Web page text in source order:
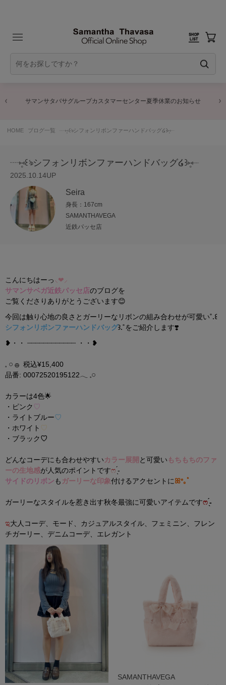
サマンサタバサグループカスタマーセンター夏季休業のお知らせ
HOME ブログ一覧 ┈⑅̥꒰ঌシフォンリボンファーハンドバッグ໒꒱⑅̥┈
┈⑅̥꒰ঌシフォンリボンファーハンドバッグ໒꒱⑅̥┈
2025.10.14UP
Seira
SAMANTHAVEGA
身長：167cm
近鉄パッセ店
こんにちはーっ⸜❤︎⸝
サマンサベガ近鉄パッセ店のブログを
ご覧くださりありがとうございます😊
今回は触り心地の良さとガーリーな リボンの組み合わせが可愛い˚.꒰
シフォンリボンファーハンドバッグ꒱.˚をご紹介します❣️
❥・・ ┈┈┈┈┈┈┈┈┈┈┈┈ ・・❥
𓈒 𓏸 𓐍 税込¥15,400
品番: 00072520195122𓂃 𓈒𓏸
カラーは4色🌟
・ピンク ♡
・ライトブルー♡
・ホワイト ♡
・ブラック♡
どんなコーデにも合わせやすいカラー展開 と可愛い もちもちのファ
ーの生地感が人気のポイントですෆ ̖́-
サイドのリボンも ガーリーな印象付けるアクセントにꕤ*｡ﾟ
ガーリーなスタイルを惹き出す秋冬最強に可愛いアイテムですෆ̖́-
ಇ大人コーデ、モード、カジュアルスタイル、フェミニン、フレン
チガーリー、デニムコーデ、エレガント
SAMANTHAVEGA